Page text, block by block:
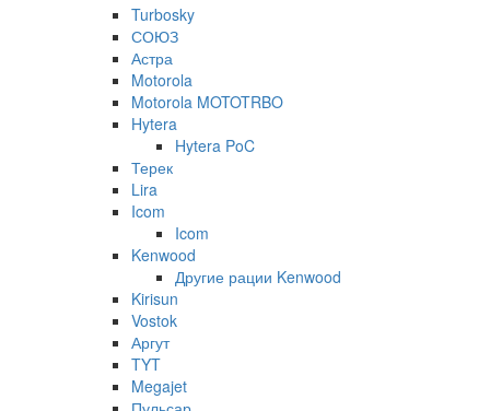
Turbosky
СОЮЗ
Астра
Motorola
Motorola MOTOTRBO
Hytera
Hytera PoC
Терек
Lira
Icom
Icom
Kenwood
Другие рации Kenwood
Kirisun
Vostok
Аргут
TYT
Megajet